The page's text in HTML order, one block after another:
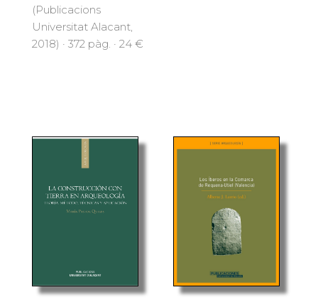
(Publicacions
Universitat Alacant,
2018) · 372 pàg. · 24 €